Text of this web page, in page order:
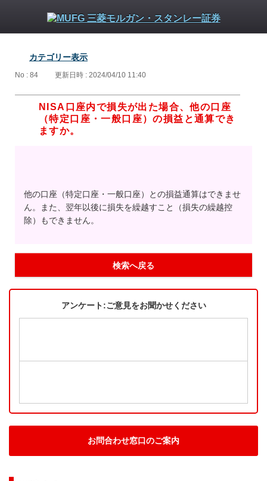
カテゴリー表示
No : 84 更新日時 : 2024/04/10 11:40
NISA口座内で損失が出た場合、他の口座
（特定口座・一般口座）の損益と通算でき
ますか。
他の口座（特定口座・一般口座）との損益通算はできませ
ん。また、翌年以後に損失を繰越すこと（損失の繰越控
除）もできません。
検索へ戻る
アンケート:ご意見をお聞かせください
お問合わせ窓口のご案内